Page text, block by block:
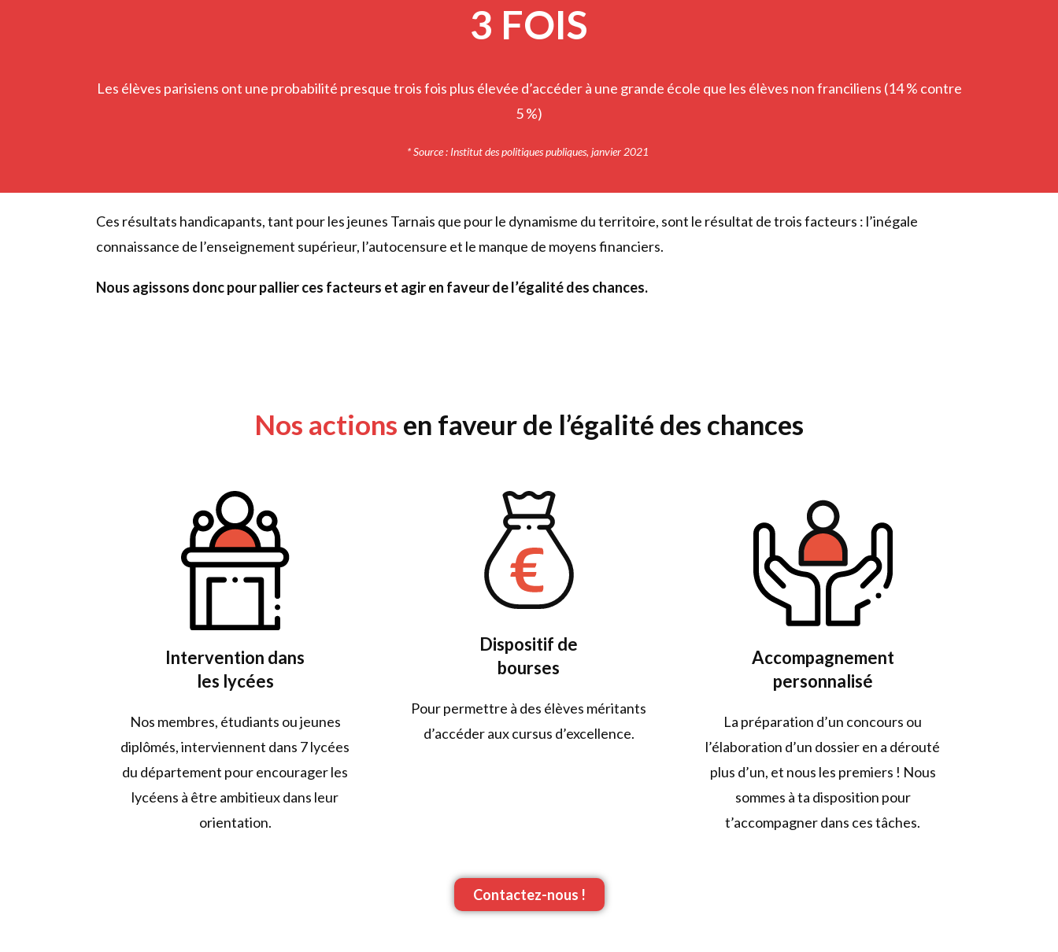
3 FOIS
Les élèves parisiens ont une probabilité presque trois fois plus élevée d’accéder à une grande école que les élèves non franciliens (14 % contre
5 %)
* Source : Institut des politiques publiques, janvier 2021
Ces résultats handicapants, tant pour les jeunes Tarnais que pour le dynamisme du territoire, sont le résultat de trois facteurs : l’inégale
connaissance de l’enseignement supérieur, l’autocensure et le manque de moyens financiers.
Nous agissons donc pour pallier ces facteurs et agir en faveur de l’égalité des chances.
Nos actions en faveur de l’égalité des chances
Intervention dans
les lycées
Nos membres, étudiants ou jeunes
diplômés, interviennent dans 7 lycées
du département pour encourager les
lycéens à être ambitieux dans leur
orientation.
Dispositif de
bourses
Pour permettre à des élèves méritants
d’accéder aux cursus d’excellence.
Accompagnement
personnalisé
La préparation d’un concours ou
l’élaboration d’un dossier en a dérouté
plus d’un, et nous les premiers ! Nous
sommes à ta disposition pour
t’accompagner dans ces tâches.
Contactez-nous !